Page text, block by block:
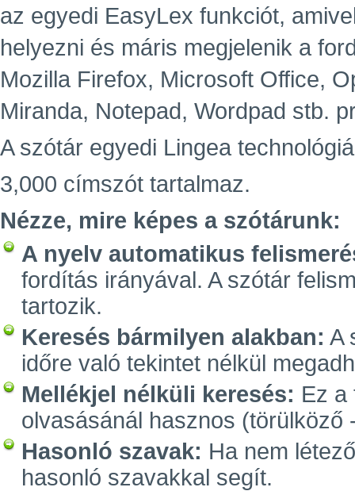
az egyedi EasyLex funkciót,
helyezni és máris megjelenik a
Mozilla Firefox, Microsoft Office,
Miranda, Notepad, Wordpad stb.
A szótár egyedi Lingea
3,000 címszót tartalmaz.
Nézze, mire képes a szótárunk:
A nyelv automatikus
fordítás irányával. A szótár
tartozik.
Keresés bármilyen alakban: A
időre való tekintet nélkül
Mellékjel nélküli keresés: Ez a
olvasásánál hasznos (törülköző
Hasonló szavak: Ha nem
hasonló szavakkal segít.